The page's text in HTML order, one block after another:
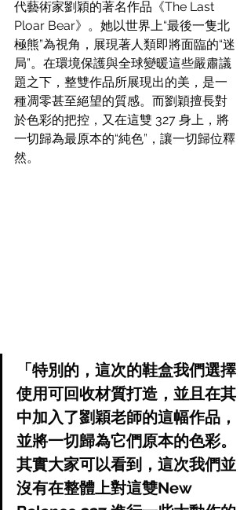
代藝術家劉穎的著名作品《The Last
Ploar Bear》。她以世界上“最後一隻北
極熊”為視角，展現著人類即將面臨的“迷
局”。在環境保護與全球變暖這些嚴肅議
題之下，整雙作品所展現出的美，是一
種凋零甚至絕望的質感。而劉穎擅長對
於色彩的把控，又在這雙 327 身上，將
一切歸為最原本的“純色”，讓一切歸位釋
然。
「特別的，這次的鞋盒我們選擇
使用可回收材質打造，並且在其
中加入了劉穎老師的這幅作品，
並將一切歸為它們原本的色彩。
其實大家可以看到，這次我們並
沒有在整體上對這雙New